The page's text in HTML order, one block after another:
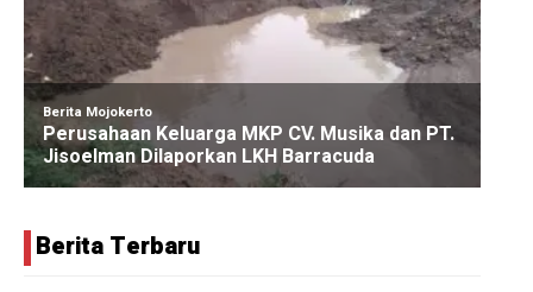
Berita Terbaru